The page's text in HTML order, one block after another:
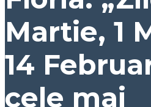
Martie, 1
14
cele mai